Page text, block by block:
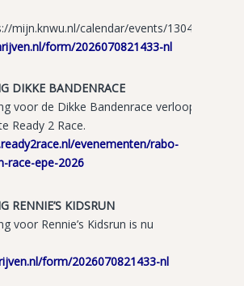
mijn.knwu.nl/calendar/events/13045
form/2026070821433-nl
DIKKE BANDENRACE
voor de Dikke Bandenrace verloopt
Ready 2 Race.
evenementen/rabo-
race-epe-2026
RENNIE’S KIDSRUN
voor Rennie’s Kidsrun is nu
form/2026070821433-nl